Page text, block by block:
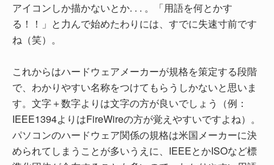
アイコンしか描かないとか. . . 。「用語を何とかす
る！！」と力んで始めたわりには、すでに失速寸前です
ね（笑）。
これからはハードウェアメーカーが規格を策定する段階
で、わかりやすい名称をつけてもらうしかないと思いま
す。文字＋数字よりは文字の方が良いでしょう（例：
IEEE1394よりはFireWireの方が覚えやすいですよね）。
パソコンのハードウェア関係の規格は米国メーカーに決
められてしまうことが多いうえに、IEEEとかISOなど標